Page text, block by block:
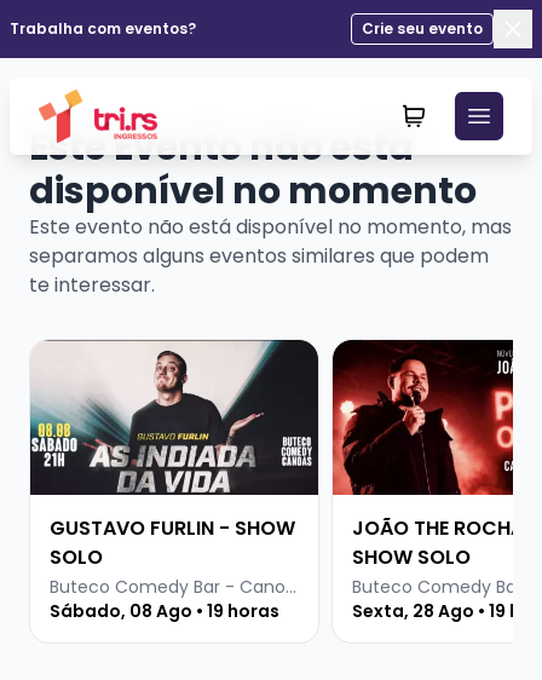
Trabalha com eventos?
Crie seu evento
Este Evento não está
disponível no momento
Este evento não está disponível no momento, mas
separamos alguns eventos similares que podem
te interessar.
Veja mais sobre GUSTAVO FURLIN - SHOW SOLO
GUSTAVO FURLIN - SHOW
SOLO
Buteco Comedy Bar - Canoas
Sábado, 08 Ago • 19 horas
Veja mais sobre
JOÃO THE ROCHA -
SHOW SOLO
Sexta, 28 Ago • 19